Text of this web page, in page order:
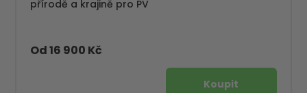
přírodě a krajině pro PV
Od 16 900 Kč